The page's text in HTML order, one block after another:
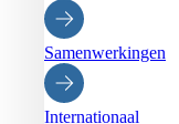
Samenwerkingen
Internationaal